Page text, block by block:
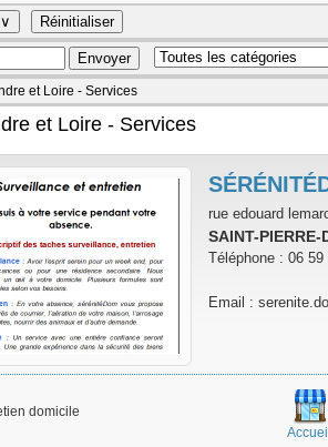
et Loire - Services
et Loire - Services
rue edouard
SAINT-PIERRE-
Téléphone : 06 59
Email :
domicile